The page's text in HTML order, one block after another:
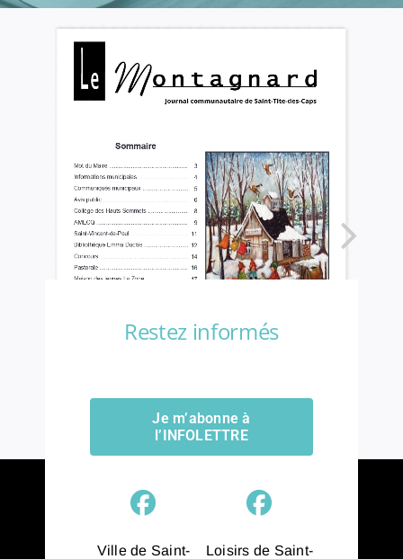
Restez informés
Je m’abonne à
l’INFOLETTRE
Ville de Saint-
Loisirs de Saint-